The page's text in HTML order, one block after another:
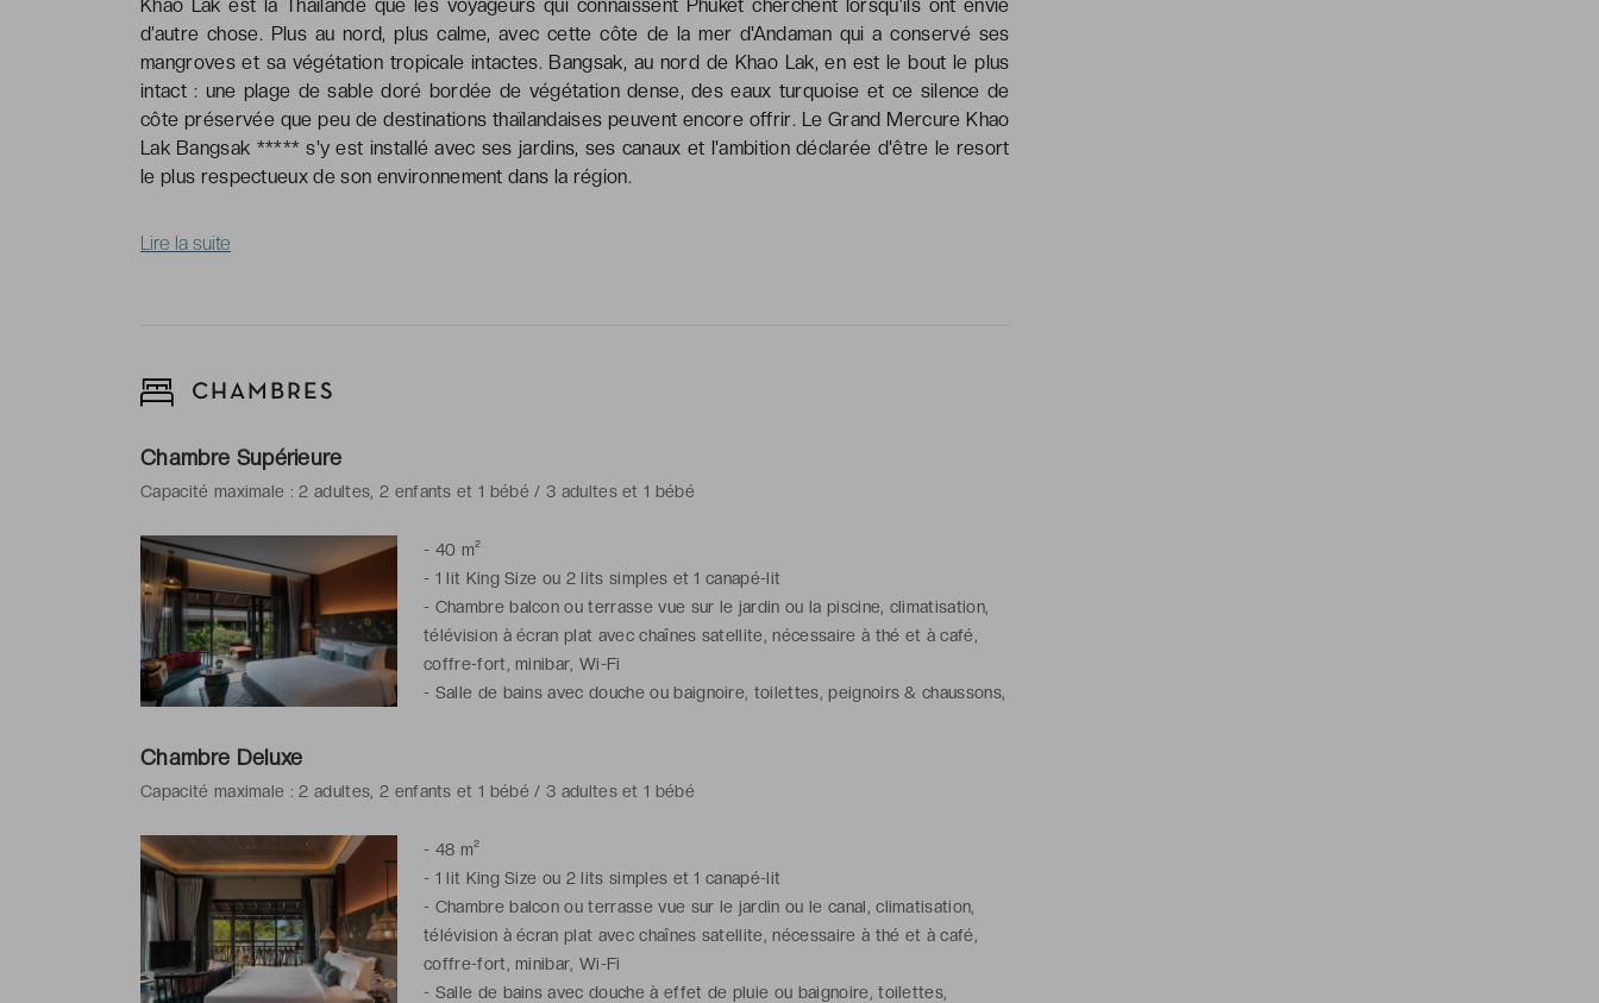
Khao Lak est la Thaïlande que les voyageurs qui connaissent Phuket cherchent lorsqu’ils ont envie
d’autre chose. Plus au nord, plus calme, avec cette côte de la mer d'Andaman qui a conservé ses
mangroves et sa végétation tropicale intactes. Bangsak, au nord de Khao Lak, en est le bout le plus
intact : une plage de sable doré bordée de végétation dense, des eaux turquoise et ce silence de
côte préservée que peu de destinations thaïlandaises peuvent encore offrir. Le Grand Mercure Khao
Lak Bangsak ***** s'y est installé avec ses jardins, ses canaux et l'ambition déclarée d'être le resort
le plus respectueux de son environnement dans la région.
Lire la suite
CHAMBRES
Chambre Supérieure
Capacité maximale : 2 adultes, 2 enfants et 1 bébé / 3 adultes et 1 bébé
- 40 m²
- 1 lit King Size ou 2 lits simples et 1 canapé-lit
- Chambre balcon ou terrasse vue sur le jardin ou la piscine, climatisation,
télévision à écran plat avec chaînes satellite, nécessaire à thé et à café,
coffre-fort, minibar, Wi-Fi
- Salle de bains avec douche ou baignoire, toilettes, peignoirs & chaussons,
Chambre Deluxe
Capacité maximale : 2 adultes, 2 enfants et 1 bébé / 3 adultes et 1 bébé
- 48 m²
- 1 lit King Size ou 2 lits simples et 1 canapé-lit
- Chambre balcon ou terrasse vue sur le jardin ou le canal, climatisation,
télévision à écran plat avec chaînes satellite, nécessaire à thé et à café,
coffre-fort, minibar, Wi-Fi
- Salle de bains avec douche à effet de pluie ou baignoire, toilettes,